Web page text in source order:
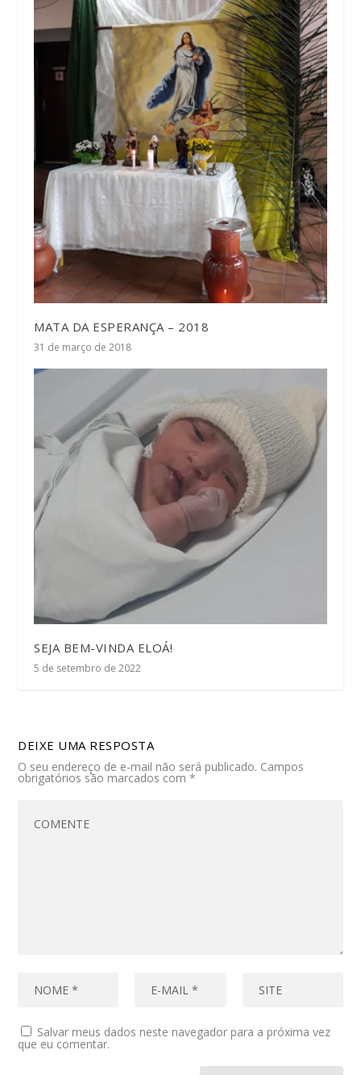
MATA DA ESPERANÇA – 2018
31 de março de 2018
SEJA BEM-VINDA ELOÁ!
5 de setembro de 2022
DEIXE UMA RESPOSTA
O seu endereço de e-mail não será publicado. Campos
obrigatórios são marcados com*
Salvar meus dados neste navegador para a próxima vez
que eu comentar.